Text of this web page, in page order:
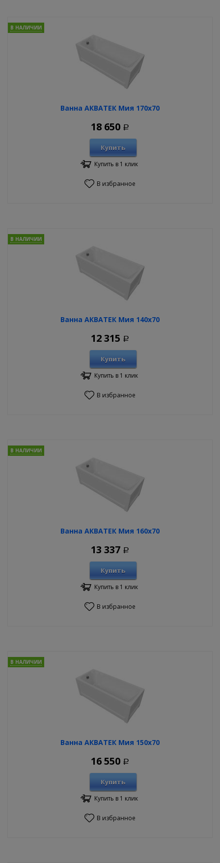
Ванна АКВАТЕК Мия 170х70
В НАЛИЧИИ
18 650 Р
Купить
Купить в 1 клик
В избранное
Ванна АКВАТЕК Мия 140х70
В НАЛИЧИИ
12 315 Р
Купить
Купить в 1 клик
В избранное
Ванна АКВАТЕК Мия 160х70
В НАЛИЧИИ
13 337 Р
Купить
Купить в 1 клик
В избранное
Ванна АКВАТЕК Мия 150х70
В НАЛИЧИИ
16 550 Р
Купить
Купить в 1 клик
В избранное